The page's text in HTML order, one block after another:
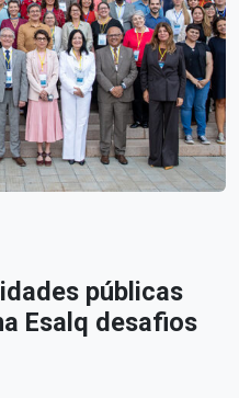
públicas
Esalq desafios